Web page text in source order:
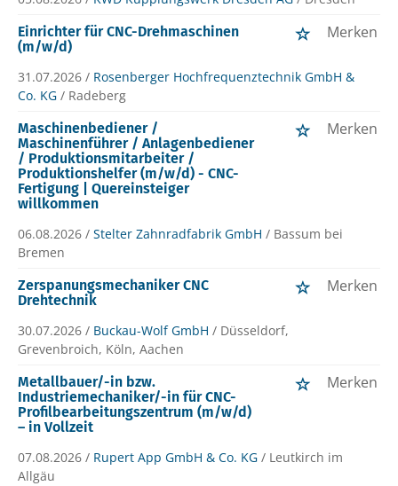
Einrichter für CNC-Drehmaschinen
(m/w/d)
Merken
31.07.2026 / Rosenberger Hochfrequenztechnik GmbH &
Co. KG / Radeberg
Maschinenbediener /
Maschinenführer / Anlagenbediener
/ Produktionsmitarbeiter /
Produktionshelfer (m/w/d) - CNC-
Fertigung | Quereinsteiger
willkommen
Merken
06.08.2026 / Stelter Zahnradfabrik GmbH / Bassum bei
Bremen
Zerspanungsmechaniker CNC
Drehtechnik
Merken
30.07.2026 / Buckau-Wolf GmbH / Düsseldorf,
Grevenbroich, Köln, Aachen
Metallbauer/-in bzw.
Industriemechaniker/-in für CNC-
Profilbearbeitungszentrum (m/w/d)
– in Vollzeit
Merken
07.08.2026 / Rupert App GmbH & Co. KG / Leutkirch im
Allgäu